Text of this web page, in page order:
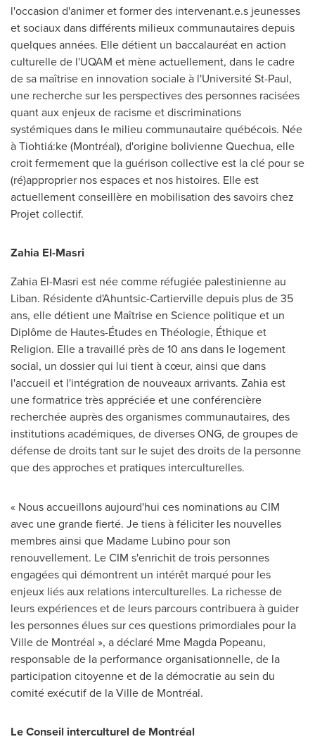
l'occasion d'animer et former des intervenant.e.s jeunesses
et sociaux dans différents milieux communautaires depuis
quelques années. Elle détient un baccalauréat en action
culturelle de l'UQAM et mène actuellement, dans le cadre
de sa maîtrise en innovation sociale à l'UniversitéSt-Paul,
une recherche sur les perspectives des personnes racisées
quant aux enjeux de racisme et discriminations
systémiques dans le milieu communautaire québécois. Née
à Tiohtiá:ke (Montréal), d'origine bolivienne Quechua, elle
croit fermement que la guérison collective est la clé pour se
(ré)approprier nos espaces et nos histoires. Elle est
actuellement conseillère en mobilisation des savoirs chez
Projet collectif.
Zahia El-Masri
Zahia El-Masri est née comme réfugiée palestinienne au
Liban. Résidente d'Ahuntsic-Cartierville depuis plus de 35
ans, elle détient une Maîtrise en Science politique et un
Diplôme de Hautes-Études en Théologie, Éthique et
Religion. Elle a travaillé près de 10 ans dans le logement
social, un dossier qui lui tient à cœur, ainsi que dans
l'accueil et l'intégration de nouveaux arrivants. Zahia est
une formatrice très appréciée et une conférencière
recherchée auprès des organismes communautaires, des
institutions académiques, de diverses ONG, de groupes de
défense de droits tant sur le sujet des droits de la personne
que des approches et pratiques interculturelles.
« Nous accueillons aujourd'hui ces nominations au CIM
avec une grande fierté. Je tiens à féliciter les nouvelles
membres ainsi que Madame Lubino pour son
renouvellement. Le CIM s'enrichit de trois personnes
engagées qui démontrent un intérêt marqué pour les
enjeux liés aux relations interculturelles. La richesse de
leurs expériences et de leurs parcours contribuera à guider
les personnes élues sur ces questions primordiales pour la
Ville de Montréal », a déclaré Mme Magda Popeanu,
responsable de la performance organisationnelle, de la
participation citoyenne et de la démocratie au sein du
comité exécutif de la Ville de Montréal.
Le Conseil interculturel de Montréal